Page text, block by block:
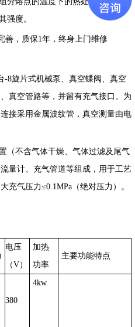
强度。
善，质保1 年，终身上门维修
-8旋片式机械泵、真空蝶阀、真空
真空管路等，并留有充气接口。为
接采用金属波纹管，真空测量由电
（不含气体干燥、气体过滤及尾气
量计、充气管道等组成，用于工艺
充气压力≤0. 1MPa （绝对压力）。
电压
（V）
加热
功率
主要功能特点
380
4kw